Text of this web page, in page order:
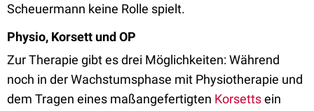
Scheuermann keine Rolle spielt.
Physio, Korsett und OP
Zur Therapie gibt es drei Möglichkeiten: Während
noch in der Wachstumsphase mit Physiotherapie und
dem Tragen eines maßangefertigten Korsettsein